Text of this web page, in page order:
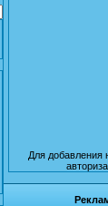
Для добавления